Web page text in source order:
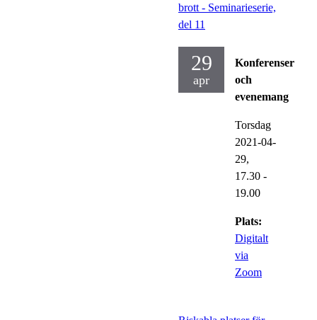
brott - Seminarieserie,
del 11
29
apr
Konferenser
och
evenemang
Torsdag
2021-04-
29,
17.30 -
19.00
Plats:
Digitalt
via
Zoom